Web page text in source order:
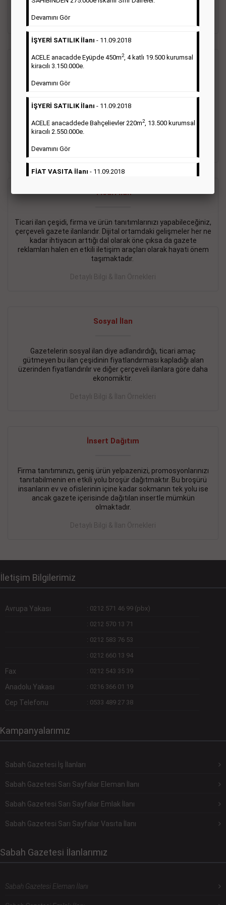
Detaylı Bilgi & İlan Örnekleri
Vasıta İlanı
Sarı sayfa ilanlar alım- satım, duyuru, mini reklam şeklinde
ifade edilebilen ilanlardır. Gazetelerin tirajını önemli ölçüde
etkilerler ve gazete gelirlerinin de önemli bir bölümünü
oluştururlar.Sabah sarı sayfa eleman ilanlarında 6 kelime
sayısı şartı aranmamaktadır.
Detaylı Bilgi & İlan Örnekleri
Ticari İlan
Ticari ilan çeşidi, firma ve ürün tanıtımlarınızı yapabileceğiniz,
çerçeveli gazete ilanlarıdır. Dijital ortamdaki gelişmeler her ne
kadar ihtiyacın arttığı dal olarak öne çıksa da gazete
reklamları halen en etkili iletişim araçları olarak hayati önem
taşımaktadır.
Detaylı Bilgi & İlan Örnekleri
Sosyal İlan
Gazetelerin sosyal ilan diye adlandırdığı, ticari amaç
gütmeyen bu ilan çeşidinin fiyatlandırması kapladığı alan
üzerinden fiyatlandırılır ve diğer çerçeveli ilanlara göre daha
ekonomiktir.
Detaylı Bilgi & İlan Örnekleri
İnsert Dağıtım
Firma tanıtımınızı, geniş ürün yelpazenizi, promosyonlarınızı
tanıtabilmenin en etkili yolu broşür dağıtmaktır. Bu broşürü
insanların ev ve ofislerinin içine kadar sokmanın tek yolu ise
ancak gazete içerisinde dağıtılan insertle mümkün
olmaktadır.
Detaylı Bilgi & İlan Örnekleri
İletişim Bilgilerimiz
Avrupa Yakası : 0212 571 46 99 (pbx)
: 0212 570 13 71
: 0212 583 76 53
: 0212 660 13 94
Fax : 0212 543 35 39
Anadolu Yakası : 0216 366 01 19
Cep Telefonu : 0533 489 27 38
Kampanyalarımız
Sabah Gazetesi İş İlanları
Sabah Gazetesi Sarı Sayfalar Eleman İlanı
Sabah Gazetesi Sarı Sayfalar Emlak İlanı
Sabah Gazetesi Sarı Sayfalar Vasıta İlanı
Sabah Gazetesi İlanlarımız
Sabah Gazetesi Eleman İlanı
Devamını Gör
İŞYERİ SATILIK İlanı - 11.09.2018
ACELE anacadde Eyüpde 450m2, 4 katlı 19.500 kurumsal
kiracılı 3.150.000e.
Devamını Gör
İŞYERİ SATILIK İlanı - 11.09.2018
ACELE anacaddede Bahçelievler 220m2, 13.500 kurumsal
kiracılı 2.550.000e.
Devamını Gör
FİAT VASITA İlanı - 11.09.2018
2.800.000e kurumsal mağaza.
BAKIRKÖY SATILIK İlanı- 11.09.2018
KARTALTEPEde kelepir 2+ 1 satılık daire
İŞYERİ KİRALIK İlanı - 11.09.2018
BEYLİKDÜZÜ Kavaklıda 4 katlı bina
DEVREMÜLK KİRALIK İlanı- 11.09.2018
SİNYE Tekstile Şoförlüğü olan 35 yaşını aşmamış, Depo
elemanı alınacaktır. Osmanbey, Şişli
Devamını Gör